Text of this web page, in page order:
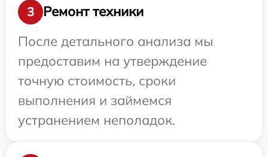
3
Ремонт техники
После детального анализа мы
предоставим на утверждение
точную стоимость, сроки
выполнения и займемся
устранением неполадок.